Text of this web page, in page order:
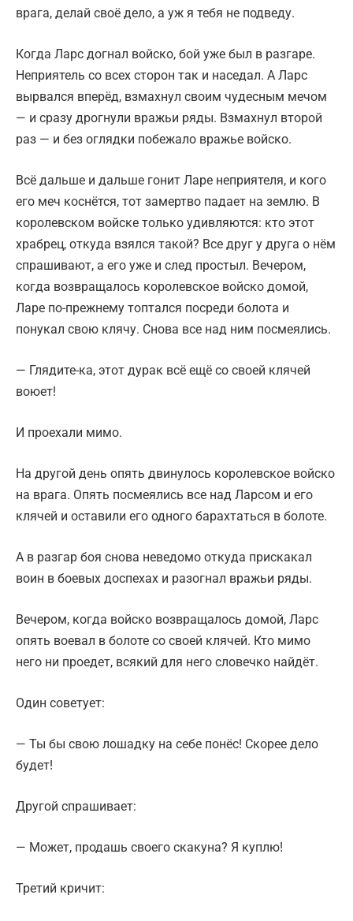
врага, делай своё дело, а уж я тебя не подведу.
Когда Ларc догнал войско, бой уже был в разгаре.
Неприятель со всех сторон так и наседал. А Ларс
вырвался вперёд, взмахнул своим чудесным мечом
— и сразу дрогнули вражьи ряды. Взмахнул второй
раз — и без оглядки побежало вражье войско.
Всё дальше и дальше гонит Ларе неприятеля, и кого
его меч коснётся, тот замертво падает на землю. В
королевском войске только удивляются: кто этот
храбрец, откуда взялся такой? Все друг у друга о нём
спрашивают, а его уже и след простыл. Вечером,
когда возвращалось королевское войско домой,
Ларе по-прежнему топтался посреди болота и
понукал свою клячу. Снова все над ним посмеялись.
— Глядите-ка, этот дурак всё ещё со своей клячей
воюет!
И проехали мимо.
На другой день опять двинулось королевское войско
на врага. Опять посмеялись все над Ларсом и его
клячей и оставили его одного барахтаться в болоте.
А в разгар боя снова неведомо откуда прискакал
воин в боевых доспехах и разогнал вражьи ряды.
Вечером, когда войско возвращалось домой, Ларс
опять воевал в болоте со своей клячей. Кто мимо
него ни проедет, всякий для него словечко найдёт.
Один советует:
— Ты бы свою лошадку на себе понёс! Скорее дело
будет!
Другой спрашивает:
— Может, продашь своего скакуна? Я куплю!
Третий кричит: